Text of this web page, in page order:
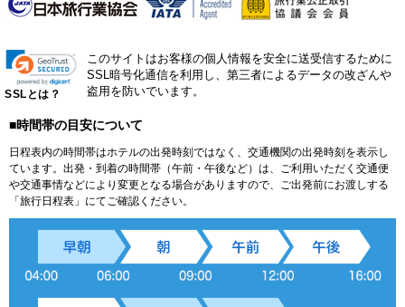
SSLとは？
このサイトはお客様の個人情報を安全に送受信するために
SSL暗号化通信を利用し、第三者によるデータの改ざんや
盗用を防いでいます。
■時間帯の目安について
日程表内の時間帯はホテルの出発時刻ではなく、交通機関の出発時刻を表示し
ています。出発・到着の時間帯（午前・午後など）は、ご利用いただく交通便
や交通事情などにより変更となる場合がありますので、ご出発前にお渡しする
「旅行日程表」にてご確認ください。